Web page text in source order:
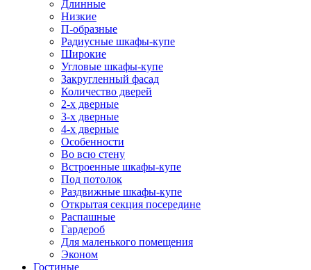
Длинные
Низкие
П-образные
Радиусные шкафы-купе
Широкие
Угловые шкафы-купе
Закругленный фасад
Количество дверей
2-х дверные
3-х дверные
4-х дверные
Особенности
Во всю стену
Встроенные шкафы-купе
Под потолок
Раздвижные шкафы-купе
Открытая секция посередине
Распашные
Гардероб
Для маленького помещения
Эконом
Гостиные